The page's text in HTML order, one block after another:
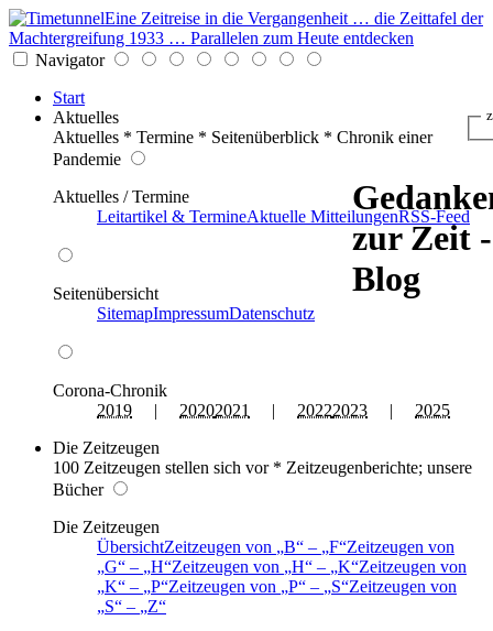
Eine Zeitreise in die Vergangenheit … die Zeittafel der
Machtergreifung 1933 … Parallelen zum Heute entdecken
Navigator
Start
Aktuelles
Aktuelles * Termine * Seitenüberblick * Chronik einer
Pandemie
Aktuelles / Termine
Leitartikel & TermineAktuelle MitteilungenRSS-Feed
Seitenübersicht
SitemapImpressumDatenschutz
Corona-Chronik
2019 | 20202021 | 20222023 | 2025
Die Zeitzeugen
100 Zeitzeugen stellen sich vor * Zeitzeugenberichte; unsere
Bücher
Die Zeitzeugen
ÜbersichtZeitzeugen von B – F Zeitzeugen von
G
– H Zeitzeugen von H – K Zeitzeugen von
K
– P Zeitzeugen von P – S Zeitzeugen von
S
–
Z
zur Zeit -
Blog